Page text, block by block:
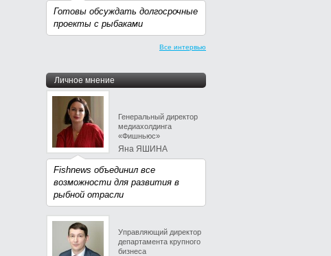
Готовы обсуждать долгосрочные
проекты с рыбаками
Все интервью
Личное мнение
Генеральный директор
медиахолдинга
«Фишньюс»
Яна ЯШИНА
Fishnews объединил все
возможности для развития в
рыбной отрасли
Управляющий директор
департамента крупного
бизнеса